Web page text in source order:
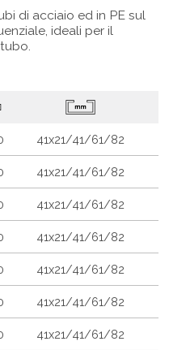
di acciaio ed in PE sul
ideali per il
41x21/41/61/82
41x21/41/61/82
41x21/41/61/82
41x21/41/61/82
41x21/41/61/82
41x21/41/61/82
41x21/41/61/82